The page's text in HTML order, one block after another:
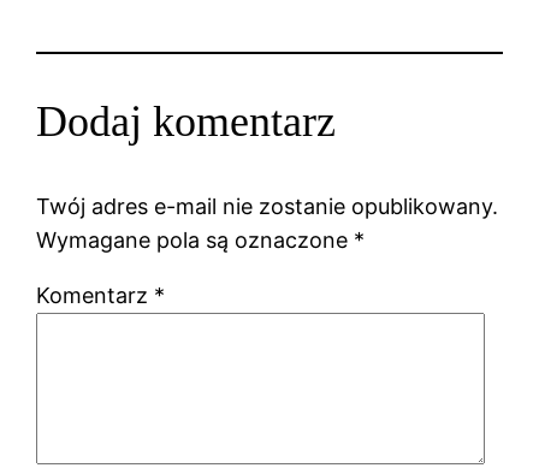
Dodaj komentarz
Twój adres e-mail nie zostanie opublikowany.
Wymagane pola są oznaczone *
Komentarz *